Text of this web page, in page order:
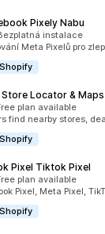
Pixely Nabu
recenzí: 104instalace
Meta Pixelů pro
Store Locator & Maps
recenzí: 413
plan available
find nearby stores,
Pixel Tiktok Pixel
recenzí: 159
plan available
Pixel, Meta Pixel,